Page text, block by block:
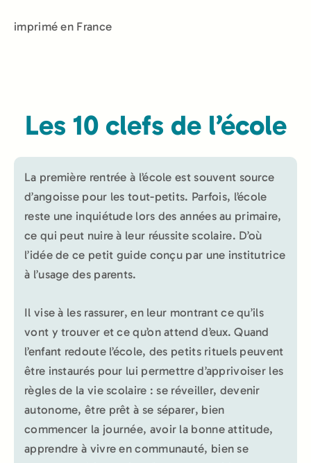
imprimé en France
Les 10 clefs de l’école
La première rentrée à l’école est souvent source
d’angoisse pour les tout-petits. Parfois, l’école
reste une inquiétude lors des années au primaire,
ce qui peut nuire à leur réussite scolaire. D’où
l’idée de ce petit guide conçu par une institutrice
à l’usage des parents.
Il vise à les rassurer, en leur montrant ce qu’ils
vont y trouver et ce qu’on attend d’eux. Quand
l’enfant redoute l’école, des petits rituels peuvent
être instaurés pour lui permettre d’apprivoiser les
règles de la vie scolaire : se réveiller, devenir
autonome, être prêt à se séparer, bien
commencer la journée, avoir la bonne attitude,
apprendre à vivre en communauté, bien se